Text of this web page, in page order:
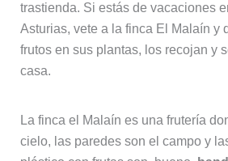
trastienda. Si estás de vacaciones
Asturias, vete a la finca El Malaín y
frutos en sus plantas, los recojan y
casa.
La finca el Malaín es una frutería
cielo, las paredes son el campo y